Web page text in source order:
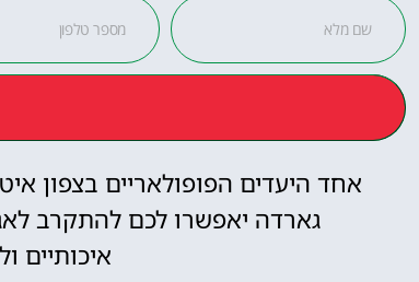
אחד היעדים הפופולאריים בצפון
גארדה יאפשרו לכם להתקרב
איכותיים